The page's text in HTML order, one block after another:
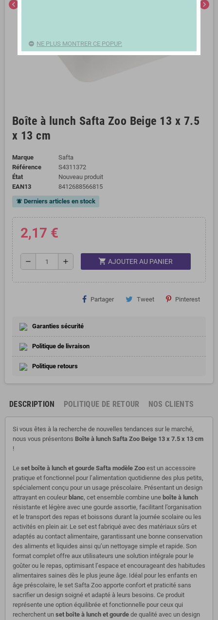
chevron_left chevron_right
Boîte à lunch Safta Zoo Beige 13 x 7.5
x 13 cm
Marque
Safta
Référence
S4311372
État
Nouveau produit
EAN13
8412688566815
notifications_active Derniers articles en stock
2,17 €
remove add shopping_cart AJOUTER AU PANIER
Partager Tweet Pinterest
Garanties sécurité
Politique de livraison
Politique retours
DESCRIPTION POLITIQUE DE RETOUR NOS CLIENTS
Si vous êtes à la recherche de nouvelles tendances sur le marché,
nous vous présentons Boîte à lunch Safta Zoo Beige 13 x 7.5 x 13 cm
!
Le set boîte à lunch et gourde Safta modèle Zoo est un accessoire
pratique et fonctionnel pour l’alimentation quotidienne des plus petits,
spécialement conçu pour un usage préscolaire. Présentant un design
attrayant en couleur blanc, cet ensemble combine une boîte à lunch
résistante et légère avec une gourde assortie, facilitant l’organisation
et le transport des repas et boissons durant la journée scolaire ou les
activités en plein air. Le set est fabriqué avec des matériaux sûrs et
adaptés au contact alimentaire, garantissant une bonne conservation
des aliments et liquides ainsi qu’un nettoyage simple et rapide. Son
format complet offre aux utilisateurs une solution intégrale pour le
goûter ou le repas, optimisant l’espace et encourageant des habitudes
alimentaires saines dès le plus jeune âge. Idéal pour les enfants en
âge préscolaire, le set Safta Zoo apporte confort et praticité sans
sacrifier un design soigné et adapté à leurs besoins. Ce produit
représente une option équilibrée et fonctionnelle pour ceux qui
recherchent un set boîte à lunch et gourde de qualité avec un design
NE PLUS MONTRER CE POPUP.